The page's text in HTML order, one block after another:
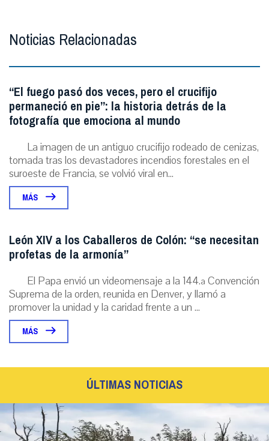
Noticias Relacionadas
“El fuego pasó dos veces, pero el crucifijo
permaneció en pie”: la historia detrás de la
fotografía que emociona al mundo
La imagen de un antiguo crucifijo rodeado de cenizas,
tomada tras los devastadores incendios forestales en el
suroeste de Francia, se volvió viral en...
MÁS
León XIV a los Caballeros de Colón: “se necesitan
profetas de la armonía”
El Papa envió un videomensaje a la 144.ª Convención
Suprema de la orden, reunida en Denver, y llamó a
promover la unidad y la caridad frente a un ...
MÁS
ÚLTIMAS NOTICIAS